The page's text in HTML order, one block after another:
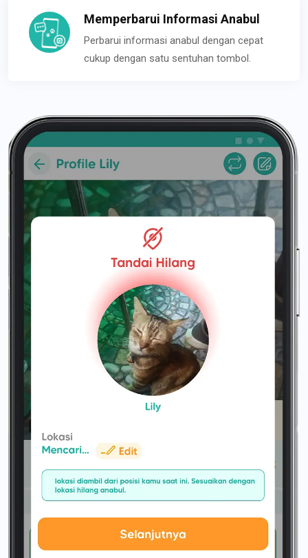
Memperbarui Informasi Anabul
Perbarui informasi anabul dengan cepat
cukup dengan satu sentuhan tombol.